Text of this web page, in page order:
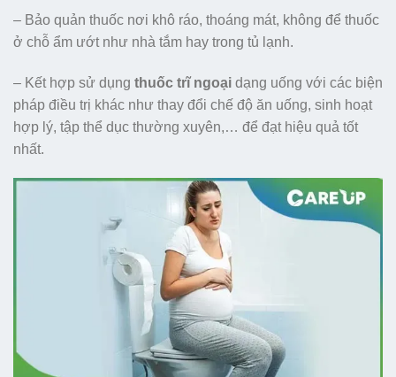
– Bảo quản thuốc nơi khô ráo, thoáng mát, không để thuốc
ở chỗ ẩm ướt như nhà tắm hay trong tủ lạnh.
– Kết hợp sử dụng thuốc trĩ ngoại dạng uống với các biện
pháp điều trị khác như thay đổi chế độ ăn uống, sinh hoạt
hợp lý, tập thể dục thường xuyên,… để đạt hiệu quả tốt
nhất.